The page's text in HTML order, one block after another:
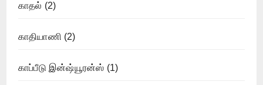
காதல் (2)
காதியாணி (2)
காப்பீடு இன்ஷ்யூரன்ஸ் (1)